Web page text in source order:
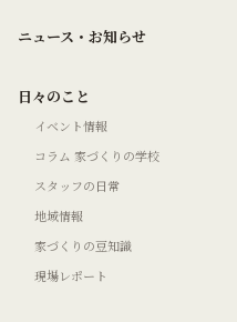
ニュース・お知らせ
日々のこと
イベント情報
コラム 家づくりの学校
スタッフの日常
地域情報
家づくりの豆知識
現場レポート